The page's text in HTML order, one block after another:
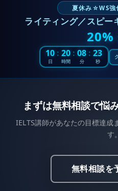
夏休み☆WS強
ライティング／スピー
20%
10
日
: 20
時間
: 08
分
: 21
秒
まずは無料相談で悩
IELTS講師があなたの目標達成
す。
無料相談を